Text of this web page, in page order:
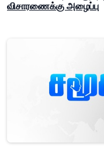
விசாரணைக்கு அழைப்பு